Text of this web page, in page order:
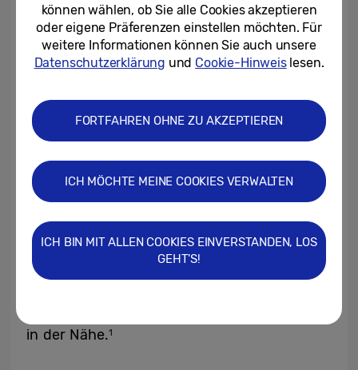
Liebe Worte an Freunde und die Familie
Ist die Zeichnung fertig, kann sie bequem
mit den Liebsten geteilt werden. Entweder
über Social Media, als Anhang einer
in der Nähe.1
können wählen, ob Sie alle Cookies akzeptieren
oder eigene Präferenzen einstellen möchten. Für
weitere Informationen können Sie auch unsere
Datenschutzerklärung und Cookie-Hinweislesen.
FORTFAHREN OHNE ZU AKZEPTIEREN
ICH MÖCHTE MEINE COOKIES VERWALTEN
ICH BIN MIT ALLEN COOKIES EINVERSTANDEN, LOS
GEHT'S!